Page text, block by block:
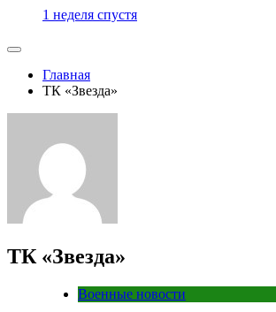
1 неделя спустя
Главная
ТК «Звезда»
ТК «Звезда»
Военные новости